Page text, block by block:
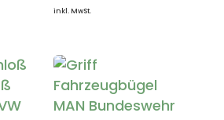
inkl. MwSt.